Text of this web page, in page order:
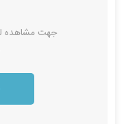
جهت مشاهده